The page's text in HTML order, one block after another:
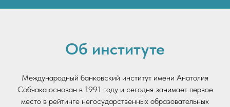
Об институте
Международный банковский институт имени Анатолия
Собчака основан в 1991 году и сегодня занимает первое
место в рейтинге негосударственных образовательных